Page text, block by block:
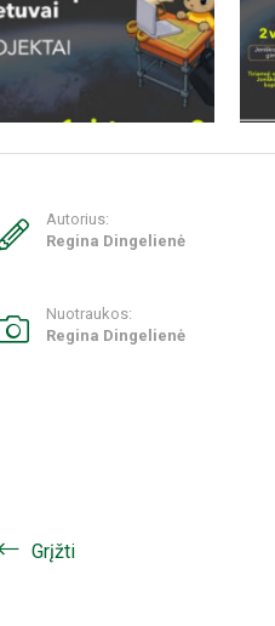
Autorius:
Regina Dingelienė
Nuotraukos:
Regina Dingelienė
Grįžti